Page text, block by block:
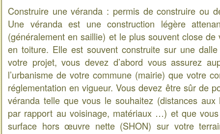
Construire une véranda : permis de construire ou
Une véranda est une construction légère
(généralement en saillie) et le plus souvent close
en toiture. Elle est souvent construite sur une
votre projet, vous devez d’abord vous assurez
l’urbanisme de votre commune (mairie) que votre
réglementation en vigueur. Vous devez être sûr de
véranda telle que vous le souhaitez (distances aux
par rapport au voisinage, matériaux …) et que
surface hors œuvre nette (SHON) sur votre